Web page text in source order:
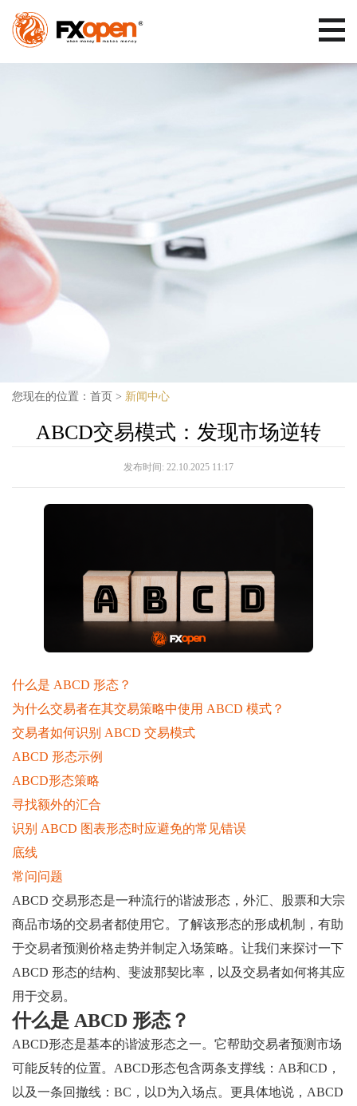
您现在的位置： 首页 > 新闻中心
ABCD交易模式：发现市场逆转
发布时间: 22.10.2025 11:17
什么是 ABCD 形态？
为什么交易者在其交易策略中使用 ABCD 模式？
交易者如何识别 ABCD 交易模式
ABCD 形态示例
ABCD形态策略
寻找额外的汇合
识别 ABCD 图表形态时应避免的常见错误
底线
常问问题
ABCD 交易形态是一种流行的谐波形态，外汇、股票和大宗
商品市场的交易者都使用它。了解该形态的形成机制，有助
于交易者预测价格走势并制定入场策略。让我们来探讨一下
ABCD 形态的结构、斐波那契比率，以及交易者如何将其应
用于交易。
什么是 ABCD 形态？
ABCD形态是基本的谐波形态之一。它帮助交易者预测市场
可能反转的位置。ABCD形态包含两条支撑线：AB和CD，
以及一条回撤线：BC，以D为入场点。更具体地说，ABCD